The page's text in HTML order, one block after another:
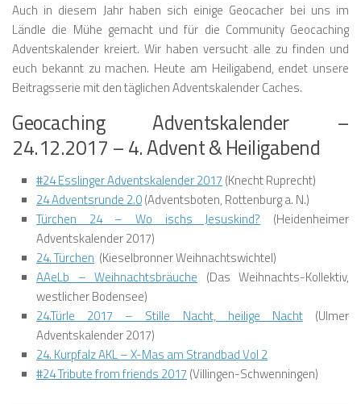
❅
❅
❅
❅
❅
Auch in diesem Jahr haben sich einige Geocacher bei uns im
Ländle die Mühe gemacht und für die Community Geocaching
Adventskalender kreiert. Wir haben versucht alle zu finden und
euch bekannt zu machen. Heute am Heiligabend, endet unsere
Beitragsserie mit den täglichen Adventskalender Caches.
Geocaching Adventskalender –
24.12.2017 – 4. Advent & Heiligabend
#24 Esslinger Adventskalender 2017 (Knecht Ruprecht)
24 Adventsrunde 2.0(Adventsboten, Rottenburg a. N.)
Türchen 24 – Wo ischs Jesuskind? (Heidenheimer
Adventskalender 2017)
24. Türchen (Kieselbronner Weihnachtswichtel)
AAeLb – Weihnachtsbräuche (Das Weihnachts-Kollektiv,
westlicher Bodensee)
24.Türle 2017 – Stille Nacht, heilige Nacht(Ulmer
Adventskalender 2017)
24. Kurpfalz AKL – X-Mas am Strandbad Vol 2
#24 Tribute from friends 2017 (Villingen-Schwenningen)